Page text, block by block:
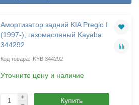
Амортизатор задний KIA Pregio I
(1997-), газомасляный Kayaba
344292
KYB 344292
Уточните цену и наличие
Купить